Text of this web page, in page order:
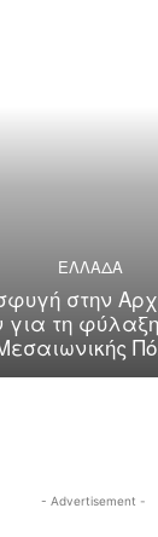
ΕΛΛΑΔΑ
στην
τη
- Advertisement -